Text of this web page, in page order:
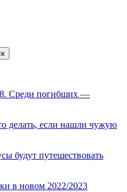
8. Среди погибших —
делать, если нашли чужую
будут путешествовать
в новом 2022/2023